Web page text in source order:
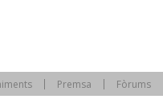
Premsa Fòrums